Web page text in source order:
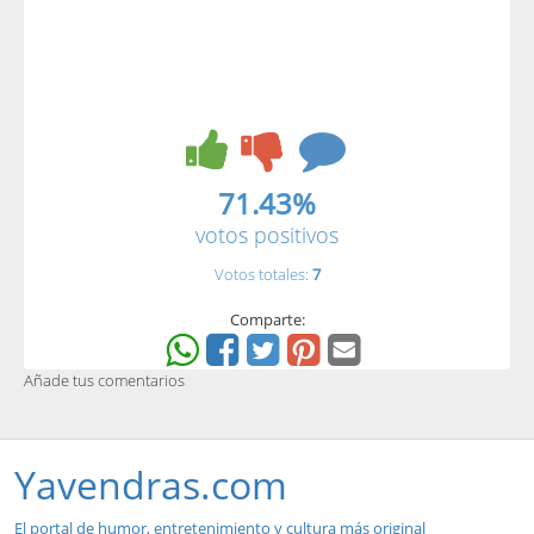
71.43%
votos positivos
Votos totales: 7
Comparte:
Añade tus comentarios
Yavendras.com
El portal de humor, entretenimiento y cultura más original